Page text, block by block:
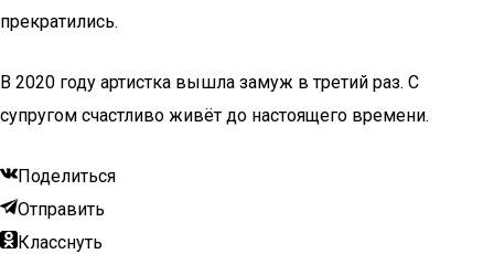
прекратились.
В 2020 году артистка вышла замуж в третий раз. С
супругом счастливо живёт до настоящего времени.
Поделиться
Отправить
Класснуть